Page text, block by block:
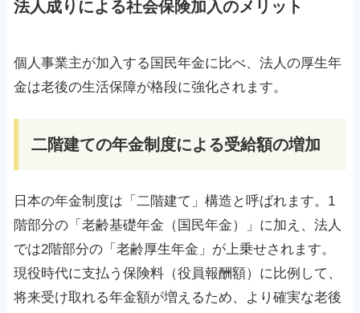
法人成りによる社会保険加入のメリット
個人事業主が加入する国民年金に比べ、法人の厚生年
金は老後の生活保障が格段に強化されます。
二階建ての年金制度による受給額の増加
日本の年金制度は「二階建て」構造と呼ばれます。1
階部分の「老齢基礎年金（国民年金）」に加え、法人
では2階部分の「老齢厚生年金」が上乗せされます。
現役時代に支払う保険料（役員報酬額）に比例して、
将来受け取れる年金額が増えるため、より確実な老後